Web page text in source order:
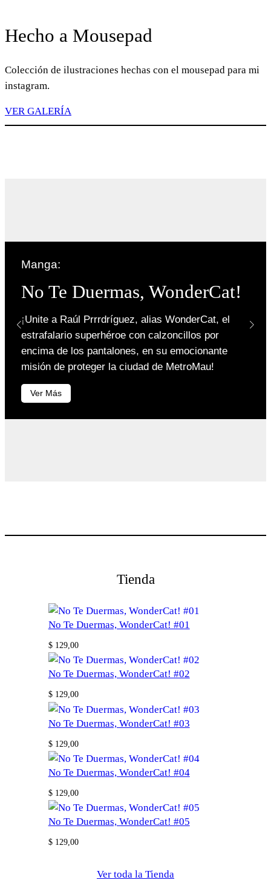
Hecho a Mousepad
Colección de ilustraciones hechas con el mousepad para mi
instagram.
VER GALERÍA
Manga:
No Te Duermas, WonderCat!
¡Unite a Raúl Prrrdríguez, alias WonderCat, el
estrafalario superhéroe con calzoncillos por
encima de los pantalones, en su emocionante
misión de proteger la ciudad de MetroMau!
Ver Más
Tienda
No Te Duermas, WonderCat! #01
$129,00
No Te Duermas, WonderCat! #02
$129,00
No Te Duermas, WonderCat! #03
$129,00
No Te Duermas, WonderCat! #04
$129,00
No Te Duermas, WonderCat! #05
$129,00
Ver toda la Tienda